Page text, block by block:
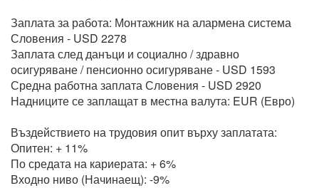
Заплата за работа: Монтажник на алармена система
Словения - USD 2278
Заплата след данъци и социално / здравно
осигуряване / пенсионно осигуряване - USD 1593
Средна работна заплата Словения - USD 2920
Надниците се заплащат в местна валута: EUR (Евро)
Въздействието на трудовия опит върху заплатата:
Опитен: + 11%
По средата на кариерата: + 6%
Входно ниво (Начинаещ): -9%